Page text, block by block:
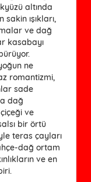
altında
ışıkları,
ve dağ
kasabayı
ne
romantizmi,
sade
dağ
ve
bir örtü
teras çayları
dağ ortam
ve en